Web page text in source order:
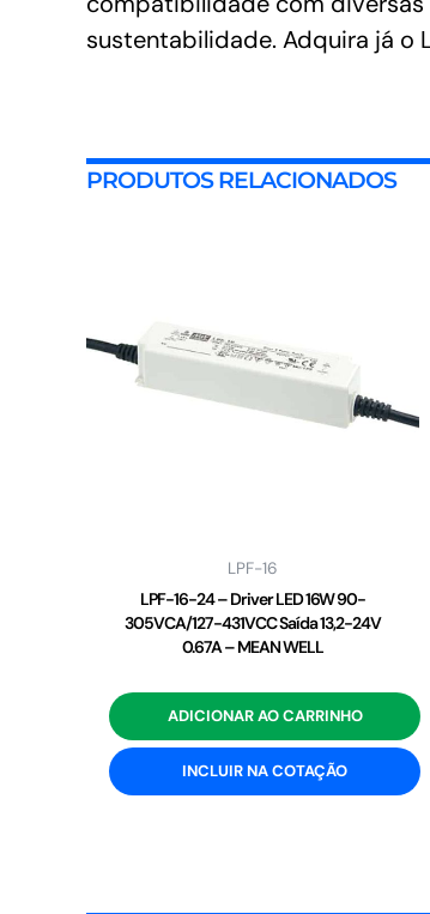
sustentabilidade. Adquira já o
PRODUTOS RELACIONADOS
LPF-16
LPF-16-24 – Driver LED 16W 90-
305VCA/127-431VCC Saída 13,2-24V
0.67A – MEAN WELL
ADICIONAR AO CARRINHO
INCLUIR NA COTAÇÃO